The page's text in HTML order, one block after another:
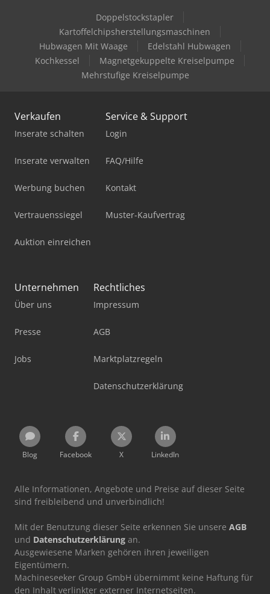
Doppelstockstapler
Kartoffelchipsherstellungsmaschinen
Hubwagen Mit Waage
Edelstahl Hubwagen
Kochkessel
Magnetgekuppelte Kreiselpumpe
Mehrstufige Kreiselpumpe
Verkaufen
Inserate schalten
Inserate verwalten
Werbung buchen
Vertrauenssiegel
Auktion einreichen
Service & Support
Login
FAQ/Hilfe
Kontakt
Muster-Kaufvertrag
Unternehmen
Über uns
Presse
Jobs
Rechtliches
Impressum
AGB
Marktplatzregeln
Datenschutzerklärung
Blog Facebook X LinkedIn
Alle Informationen, Angebote und Preise auf dieser Seite
sind freibleibend und unverbindlich!
Mit der Benutzung dieser Seite erkennen Sie unsere AGB
und Datenschutzerklärung an.
Ausgewiesene Marken gehören ihren jeweiligen
Eigentümern.
Machineseeker Group GmbH übernimmt keine Haftung für
den Inhalt verlinkter externer Internetseiten.